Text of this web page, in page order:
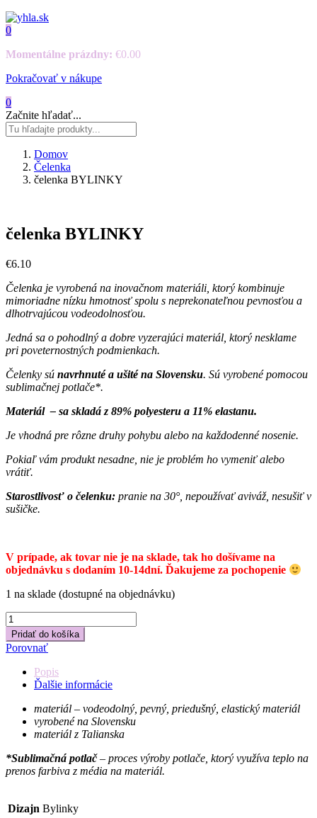
0
Momentálne prázdny: €0.00
Pokračovať v nákupe
0
Začnite hľadať...
Domov
Čelenka
čelenka BYLINKY
čelenka BYLINKY
€6.10
Čelenka je vyrobená na inovačnom materiáli, ktorý kombinuje
mimoriadne nízku hmotnosť spolu s neprekonateľnou pevnosťou a
dlhotrvajúcou vodeodolnosťou.
Jedná sa o pohodlný a dobre vyzerajúci materiál, ktorý nesklame
pri poveternostných podmienkach.
Čelenky sú navrhnuté a ušité na Slovensku. Sú vyrobené pomocou
sublimačnej potlače*.
Materiál – sa skladá z 89% polyesteru a 11% elastanu.
Je vhodná pre rôzne druhy pohybu alebo na každodenné nosenie.
Pokiaľ vám produkt nesadne, nie je problém ho vymeniť alebo
vrátiť.
Starostlivosť o čelenku: pranie na 30°, nepoužívať aviváž, nesušiť v
sušičke.
V prípade, ak tovar nie je na sklade, tak ho došívame na
objednávku s dodaním 10-14dní. Ďakujeme za pochopenie
1 na sklade (dostupné na objednávku)
množstvo
čelenka
BYLINKY
Pridať do košíka
Porovnať
Popis
Ďalšie informácie
materiál – vodeodolný, pevný, priedušný, elastický materiál
vyrobené na Slovensku
materiál z Talianska
*Sublimačná potlač– proces výroby potlače, ktorý využíva teplo na
prenos farbiva z média na materiál.
Dizajn Bylinky